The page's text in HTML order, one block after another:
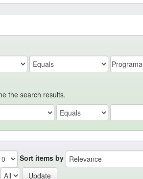
the search results.
Sort items by